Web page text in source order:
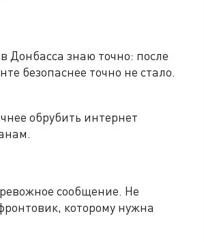
Донбасса знаю точно: после
безопаснее точно не стало.
обрубить интернет
сообщение. Не
которому нужна